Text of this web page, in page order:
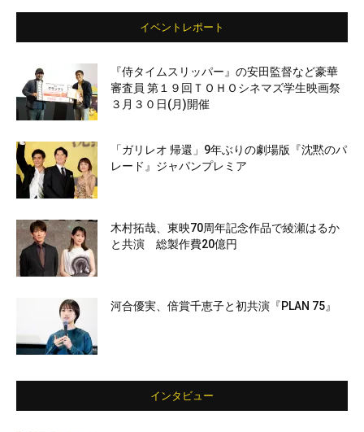
イベントレポート
『侍タイムスリッパー』の安田監督など豪華
審査員 第１９回ＴＯＨＯシネマズ学生映画祭
３月３０日(月)開催
「ガリレオ 帰還」9年ぶりの劇場版『沈黙のパ
レード』ジャパンプレミア
木村拓哉、東映70周年記念作品で綾瀬はるか
と共演 総製作費20億円
河合優実、倍賞千恵子と初共演『PLAN 75』
インタビュー